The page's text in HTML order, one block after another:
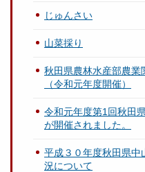
じゅんさい
山菜採り
秋田県農林水産部農業
（令和元年度開催）
令和元年度第1回秋田
が開催されました。
平成３０年度秋田県中
況について